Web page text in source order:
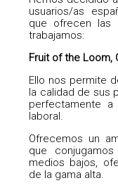
usuarios/as
que ofrecen las
trabajamos:
Fruit of the Loom,
Ello nos permite
la calidad de sus
perfectamente a
laboral.
Ofrecemos un
que
medios bajos,
de la gama alta.